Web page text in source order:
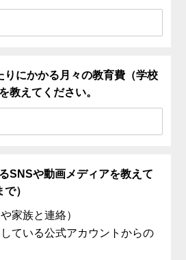
りにかかる月々の教育費（学校
教えてください。
SNSや動画メディアを教えて
）
家族と連絡）
ている公式アカウントからの